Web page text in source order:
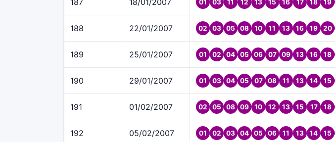
187 18/01/2007 01 03 11 12 13 15 16 17 18 19
188 22/01/2007 02 03 05 08 10 11 13 16 19 20
189 25/01/2007 01 02 04 05 06 07 09 13 16 18
190 29/01/2007 01 03 04 05 07 08 11 13 14 15
191 01/02/2007 02 05 08 09 10 12 13 15 17 18
192 05/02/2007 01 02 03 04 05 06 11 13 14 15